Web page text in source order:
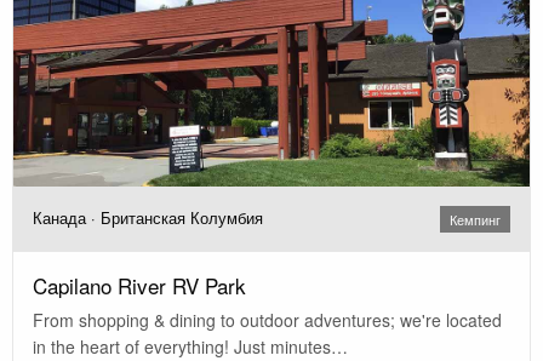
Канада · Британская Колумбия Кемпинг
Capilano River RV Park
From shopping & dining to outdoor adventures; we're located
in the heart of everything! Just minutes…